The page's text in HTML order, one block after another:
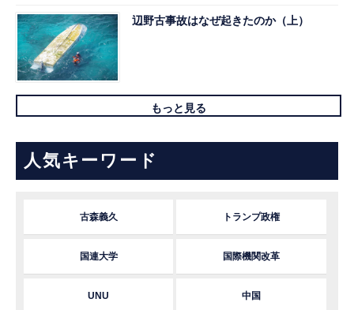
辺野古事故はなぜ起きたのか（上）
もっと見る
人気キーワード
古森義久 トランプ政権
国連大学 国際機関改革
UNU 中国